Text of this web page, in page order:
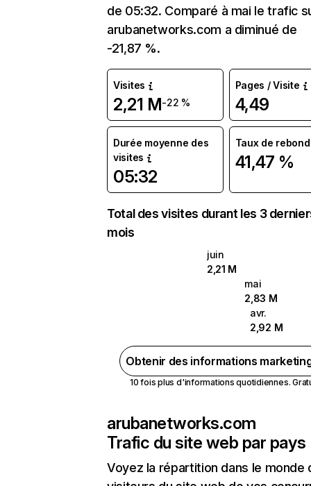
de 05:32. Comparé à mai le trafic
arubanetworks.com a diminué de
-21,87 %.
Visites
2,21 M-22 %
Pages / Visite
4,49
Durée moyenne des
visites
05:32
Taux de rebond
41,47 %
Total des visites durant les 3
mois
juin
2,21 M
mai
2,83 M
avr.
2,92 M
Obtenir des informations
10 fois plus d'informations quotidiennes.
arubanetworks.com
Trafic du site web par pays
Voyez la répartition dans le monde